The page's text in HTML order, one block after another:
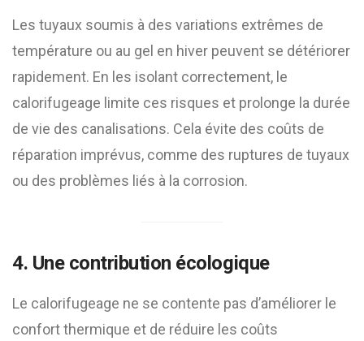
Les tuyaux soumis à des variations extrêmes de
température ou au gel en hiver peuvent se détériorer
rapidement. En les isolant correctement, le
calorifugeage limite ces risques et prolonge la durée
de vie des canalisations. Cela évite des coûts de
réparation imprévus, comme des ruptures de tuyaux
ou des problèmes liés à la corrosion.
4. Une contribution écologique
Le calorifugeage ne se contente pas d’améliorer le
confort thermique et de réduire les coûts